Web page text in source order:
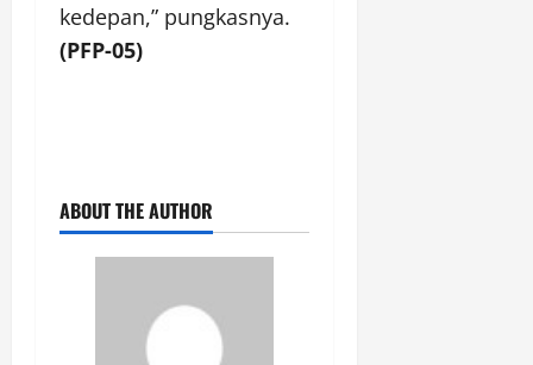
kedepan,” pungkasnya.
(PFP-05)
ABOUT THE AUTHOR